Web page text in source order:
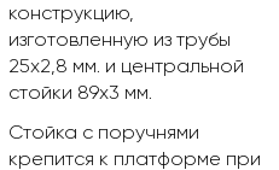
конструкцию,
изготовленную из трубы
25х2,8 мм. и центральной
стойки 89х3 мм.
Стойка с поручнями
крепится к платформе при